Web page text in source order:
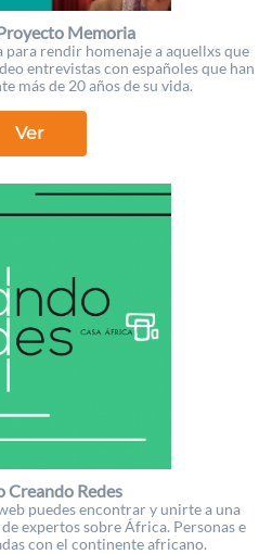
Memoria
rendir homenaje a aquellxs que
entrevistas con españoles que han
más de 20 años de su vida.
Ver
Creando Redes
puedes encontrar y unirte a una
expertos sobre África. Personas e
con el continente africano.